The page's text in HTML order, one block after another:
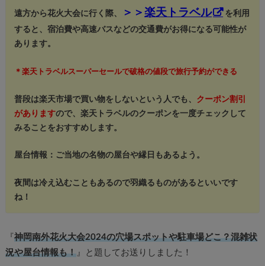
遠方から花火大会に行く際、 ＞＞楽天トラベル
を利用
すると、宿泊費や高速バスなどの交通費がお得になる可能性が
あります。
＊楽天トラベルスーパーセールで破格の値段で旅行予約ができる
普段は楽天市場で買い物をしないという人でも、 クーポン割引
がありますので、楽天トラベルのクーポンを一度チェックして
みることをおすすめします。
屋台情報：ご当地の名物の屋台や縁日もあるよう。
夜間は冷え込むこともあるので羽織るものがあるといいです
ね！
『 神岡南外花火大会2024の穴場スポットや駐車場どこ？混雑状
況や屋台情報も！』と題してお送りしました！